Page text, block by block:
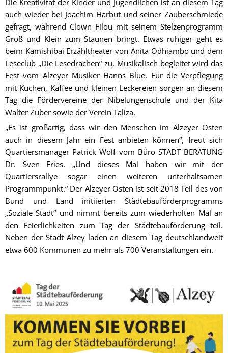
auch wieder bei Joachim Harbut und seiner Zauberschmiede
gefragt, während Clown Filou mit seinem Stelzenprogramm
Groß und Klein zum Staunen bringt. Etwas ruhiger geht es
beim Kamishibai Erzähltheater von Anita Odhiambo und dem
Leseclub „Die Lesedrachen“ zu. Musikalisch begleitet wird das
Fest vom Alzeyer Musiker Hanns Blue. Für die Verpflegung
mit Kuchen, Kaffee und kleinen Leckereien sorgen an diesem
Tag die Fördervereine der Nibelungenschule und der Kita
Walter Zuber sowie der Verein Taliza.
„Es ist großartig, dass wir den Menschen im Alzeyer Osten
auch in diesem Jahr ein Fest anbieten können“, freut sich
Quartiersmanager Patrick Wolf vom Büro STADT BERATUNG
Dr. Sven Fries. „Und dieses Mal haben wir mit der
Quartiersrallye sogar einen weiteren unterhaltsamen
Programmpunkt.“ Der Alzeyer Osten ist seit 2018 Teil des von
Bund und Land initiierten Städtebauförderprogramms
„Soziale Stadt“ und nimmt bereits zum wiederholten Mal an
den Feierlichkeiten zum Tag der Städtebauförderung teil.
Neben der Stadt Alzey laden an diesem Tag deutschlandweit
etwa 600 Kommunen zu mehr als 700 Veranstaltungen ein.